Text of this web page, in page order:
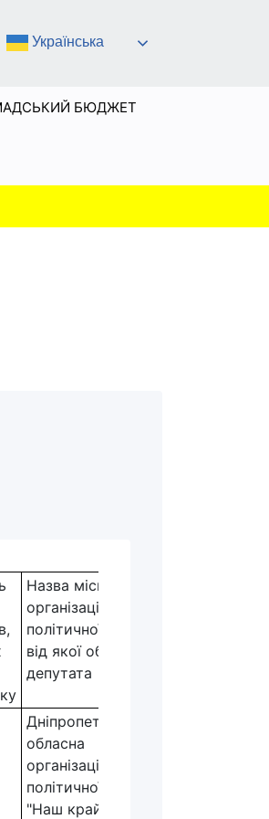
Українська
БЮДЖЕТ
Назва місцевої
організації
політичної партії,
від якої обрано
депутата
Дніпропетровська
обласна
організація
політичної партії
"Наш край"